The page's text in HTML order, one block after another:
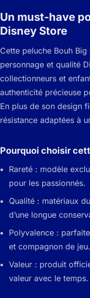
Un must-have
Disney Store
Cette peluche Bouh
personnage et qualité
collectionneurs et
authenticité précieuse
En plus de son design
résistance adaptées à
Pourquoi choisir
Rareté : modèle
pour les passionnés.
Qualité : matériaux
d’une longue
Polyvalence :
et compagnon de jeu.
Valeur : produit
valeur avec le temps.